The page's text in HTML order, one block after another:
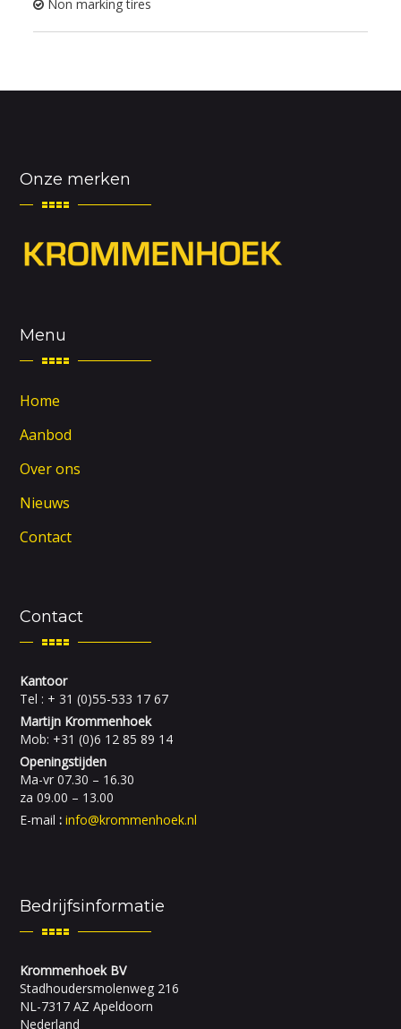
Non marking tires
Onze merken
Menu
Home
Aanbod
Over ons
Nieuws
Contact
Contact
Kantoor
Tel : + 31 (0)55-533 17 67
Martijn Krommenhoek
Mob: +31 (0)6 12 85 89 14
Openingstijden
Ma-vr 07.30 – 16.30
za 09.00 – 13.00
E-mail :info@krommenhoek.nl
Bedrijfsinformatie
Krommenhoek BV
Stadhoudersmolenweg 216
NL-7317 AZ Apeldoorn
Nederland